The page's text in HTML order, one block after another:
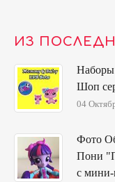
ИЗ
Шоп
04
Фото
Пони
с мини-